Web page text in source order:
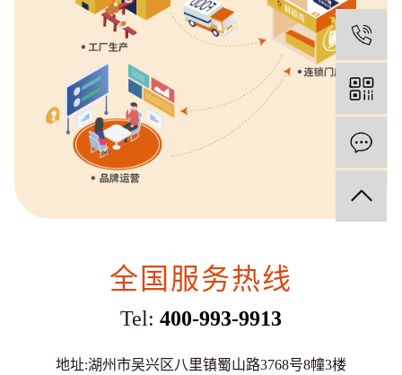
全国服务热线
Tel: 400-993-9913
地址:湖州市吴兴区八里镇蜀山路3768号8幢3楼